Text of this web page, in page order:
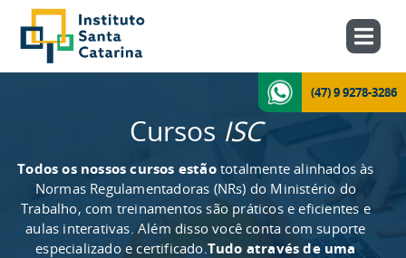
(47) 9 9278-3286
Cursos ISC
Todos os nossos cursos estãototalmente alinhados às
Normas Regulamentadoras (NRs) do Ministério do
Trabalho, com treinamentos são práticos e eficientes e
aulas interativas. Além disso você conta com suporte
especializado e certificado.Tudo através de uma